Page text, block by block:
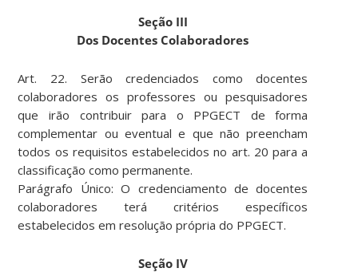
Seção III
Dos Docentes Colaboradores
Art. 22. Serão credenciados como docentes
colaboradores os professores ou pesquisadores
que irão contribuir para o PPGECT de forma
complementar ou eventual e que não preencham
todos os requisitos estabelecidos no art. 20 para a
classificação como permanente.
Parágrafo Único: O credenciamento de docentes
colaboradores terá critérios específicos
estabelecidos em resolução própria do PPGECT.
Seção IV